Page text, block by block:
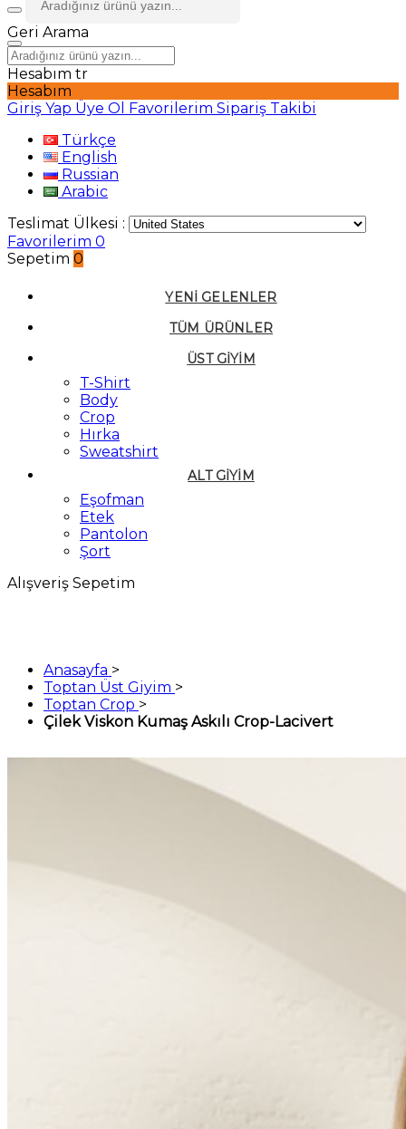
Geri Arama
Hesabım tr
Hesabım
Giriş Yap Üye Ol Favorilerim Sipariş Takibi
Türkçe
English
Russian
Arabic
Teslimat Ülkesi :
Favorilerim 0
Sepetim 0
YENI GELENLER
TÜM ÜRÜNLER
ÜST GIYIM
T-Shirt
Body
Crop
Hırka
Sweatshirt
ALT GIYIM
Eşofman
Etek
Pantolon
Şort
Alışveriş Sepetim
Anasayfa >
Toptan Üst Giyim >
Toptan Crop >
Çilek Viskon Kumaş Askılı Crop-Lacivert